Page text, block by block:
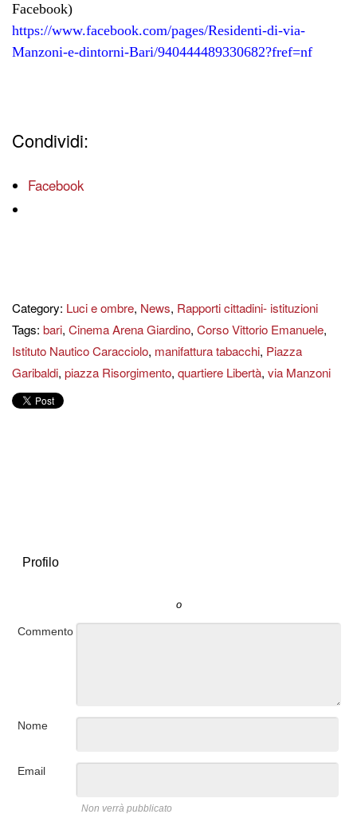
Facebook)
https://www.facebook.com/pages/Residenti-di-via-
Manzoni-e-dintorni-Bari/940444489330682?fref=nf
Condividi:
Facebook
Category: Luci e ombre, News, Rapporti cittadini- istituzioni
Tags: bari, Cinema Arena Giardino, Corso Vittorio Emanuele,
Istituto Nautico Caracciolo, manifattura tabacchi, Piazza
Garibaldi, piazza Risorgimento, quartiere Libertà, via Manzoni
Profilo
o
Commento
Nome
Email
Non verrà pubblicato